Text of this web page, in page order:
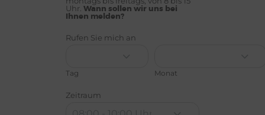
Uhr. Wann sollen wir uns bei
Ihnen melden?
Rufen Sie mich an
Tag Monat
Zeitraum